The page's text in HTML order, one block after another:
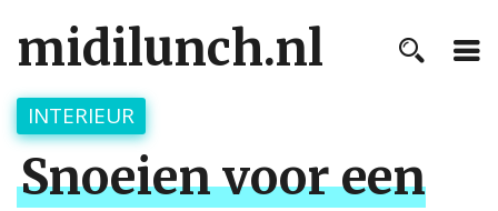
midilunch.nl
INTERIEUR
Snoeien voor een